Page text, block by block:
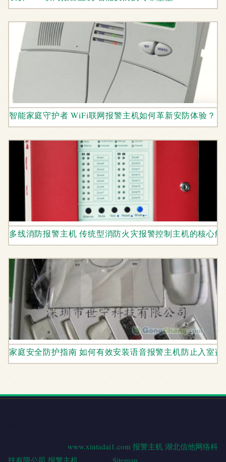
智能家庭守护者 WiFi联网报警主机如何革新安防体验？
多线消防报警主机 传统型消防火灾报警控制主机的核心解
家庭安全防护指南 如何有效安装语音报警主机防止入室盗
www.xintadai1.com 报警主机 湖北信他网络科
技有限公司 报警主机 Sitemap